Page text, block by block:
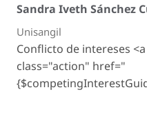
Sandra Iveth Sánchez
Unisangil
Conflicto de intereses
class="action" href="